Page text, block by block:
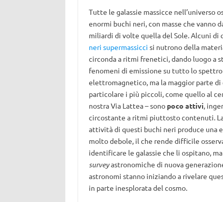
Tutte le galassie massicce nell’universo
enormi buchi neri, con masse che vanno
miliardi di volte quella del Sole. Alcuni di
neri supermassicci si nutrono della
circonda a ritmi frenetici, dando luogo a
fenomeni di emissione su tutto lo spettro
elettromagnetico, ma la maggior parte di
particolare i più piccoli, come quello al
nostra Via Lattea – sono poco attivi,
circostante a ritmi piuttosto contenuti. La
attività di questi buchi neri produce una
molto debole, il che rende difficile
identificare le galassie che li ospitano,
surveyastronomiche di nuova
astronomi stanno iniziando a rivelare
in parte inesplorata del cosmo.